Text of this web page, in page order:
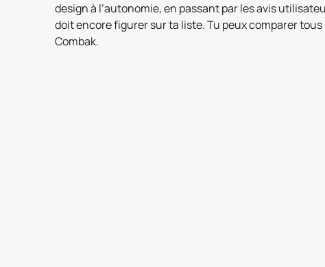
design à l’autonomie, en passant par les avis
doit encore figurer sur ta liste. Tu peux comparer tous
Combak.